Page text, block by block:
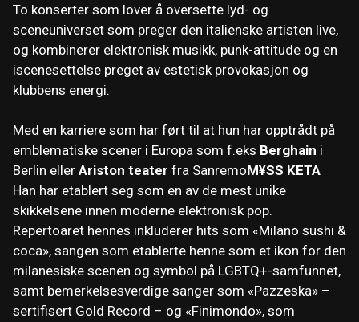
To konserter som lover å oversette lyd- og
sceneuniverset som preger den italienske artisten live,
og kombinerer elektronisk musikk, punk-attitude og en
iscenesettelse preget av estetisk provokasjon og
klubbens energi.
Med en karriere som har ført til at hun har opptrådt på
emblematiske scener i Europa som f.eks Berghain i
Berlin eller Ariston teater fra SanremoM¥SS KETA
Han har etablert seg som en av de mest unike
skikkelsene innen moderne elektronisk pop.
Repertoaret hennes inkluderer hits som «Milano sushi &
coca», sangen som etablerte henne som et ikon for den
milanesiske scenen og symbol på LGBTQ+-samfunnet,
samt bemerkelsesverdige sanger som «Pazzeska» –
sertifisert Gold Record – og «Finimondo», som